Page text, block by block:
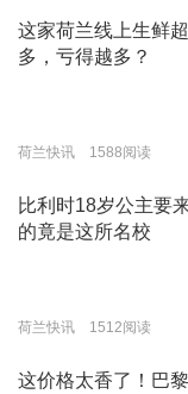
这家荷兰线上生鲜
多，亏得越多？
荷兰快讯 1588阅读
比利时18岁公主要
的竟是这所名校
荷兰快讯 1512阅读
这价格太香了！巴